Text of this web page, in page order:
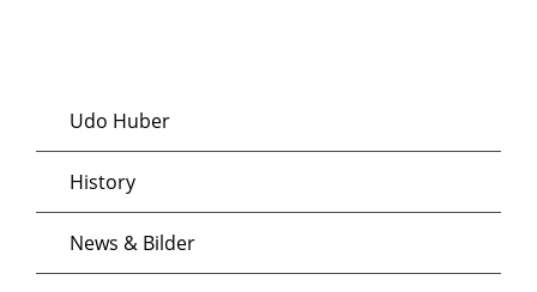
Udo Huber
History
News & Bilder